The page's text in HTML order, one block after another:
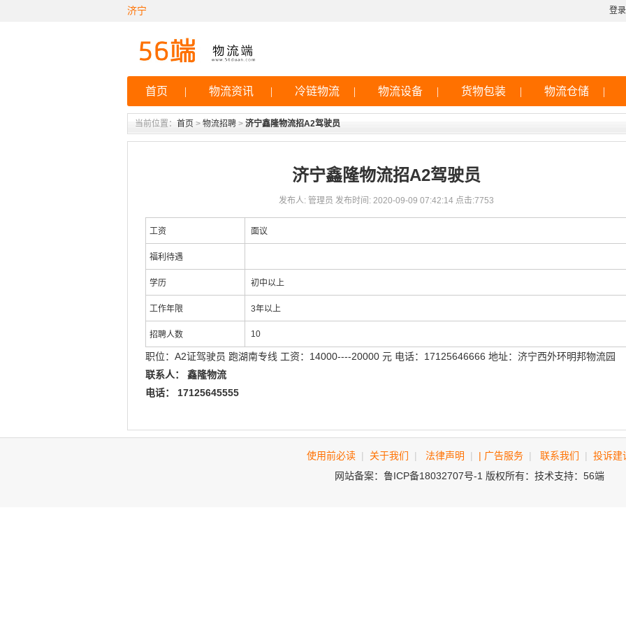
济宁 登录
首页 | 物流资讯 | 冷链物流 | 物流设备 | 货物包装 | 物流仓储 |
当前位置： 首页 > 物流招聘 > 济宁鑫隆物流招A2驾驶员
济宁鑫隆物流招A2驾驶员
发布人: 管理员 发布时间: 2020-09-09 07:42:14 点击:7753
工资 面议
福利待遇
学历 初中以上
工作年限 3年以上
招聘人数 10
职位：A2证驾驶员 跑湖南专线 工资：14000----20000 元 电话：17125646666 地址：济宁西外环明邦物流园
联系人： 鑫隆物流
电话： 17125645555
使用前必读 | 关于我们 | 法律声明 | | 广告服务 | 联系我们 |
投诉建
网站备案：鲁ICP备18032707号-1 版权所有：技术支持：56端